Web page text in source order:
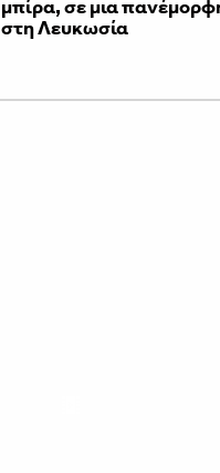
μπίρα, σε μια
στη Λευκωσία